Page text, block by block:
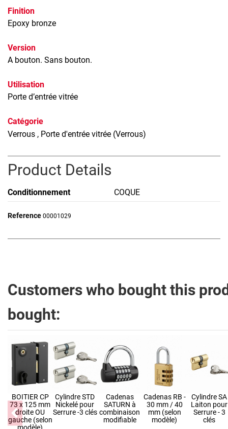
Finition
Epoxy bronze
Version
A bouton. Sans bouton.
Utilisation
Porte d’entrée vitrée
Catégorie
Verrous , Porte d'entrée vitrée (Verrous)
Product Details
Conditionnement COQUE
Reference 00001029
Customers who bought this
bought:
BOITIER CP
73 x 125 mm
droite OU
gauche (selon
modèle)
Cylindre STD
Nickelé pour
Serrure -3 clés
Cadenas
SATURN à
combinaison
modifiable
Cadenas RB -
30 mm / 40
mm (selon
modèle)
Cylindre SA
Laiton pour
Serrure - 3
clés